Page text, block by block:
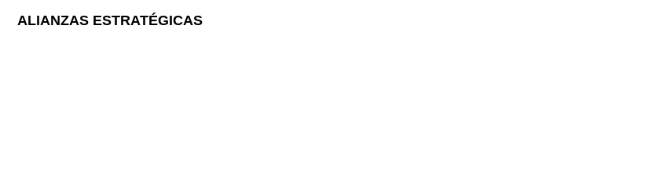
ALIANZAS ESTRATÉGICAS​